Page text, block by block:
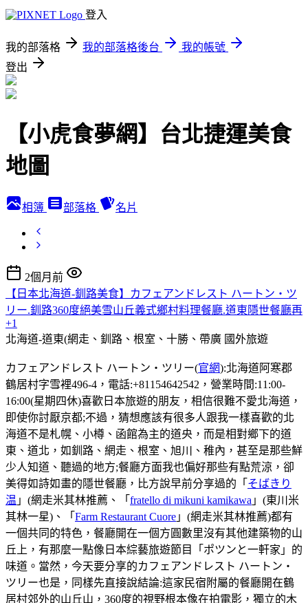
登入
我的部落格 我的部落格後台
我的帳號
登出
【小虎食夢網】台北捷運美食
地圖
相簿 部落格 名片
2個月前
【日本北海道-釧路美食】カフェアンドレスト ハートン・ツ
リー.釧路360度絕美雪山丘義式鄉村料理餐廳.道東隱世餐廳再
+1
北海道-道東(網走、釧路、根室、十勝、帶廣 國外旅遊
カフェアンドレスト ハートン・ツリー(官網):北海道阿寒郡
鶴居村字雪裡496-4，電話:+81154642542，營業時間:11:00-
16:00(星期四休)喜歡日本旅遊的朋友，相信很難不愛北海道，
即使你討厭京都;不過，猜想應該有很多人跟我一樣喜歡的北
海道不是札幌、小樽、函館為主的道央，而是相對鄉下的道
東、道北，如釧路、網走、根室、旭川、稚內，甚至是那些鮮
少人知道、聽過的地方;餐廳方面我也偏好那些有點荒涼，卻
美得如詩如畫的隱世餐廳，比方說早前分享過的「 そばきり
温 」(網走米其林推薦、「 fratello di mikuni kamikawa 」(東川米
其林一星)、「 Farm Restaurant Cuore 」(網走米其林推薦)都有
一個共同的特色，餐廳開在一個方圓數里沒有其他建築物的山
丘上，有那麼一點像日本綜藝旅遊節目「ポツンと一軒家」的
味道。當然，今天要分享的カフェアンドレスト ハートン・
ツリー也是，同樣先直接說結論:這家民宿附屬的餐廳開在鶴
居村郊外的山丘山，360度的視野根本像在拍電影，獨立的木